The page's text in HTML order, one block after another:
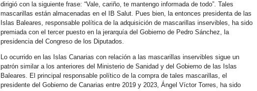
dirigió con la siguiente frase: “Vale, cariño, te mantengo informada de todo”. Tales
mascarillas están almacenadas en el IB Salut. Pues bien, la entonces presidenta de las
Islas Baleares, responsable política de la adquisición de mascarillas inservibles, ha sido
premiada con el tercer puesto en la jerarquía del Gobierno de Pedro Sánchez, la
presidencia del Congreso de los Diputados.
Lo ocurrido en las Islas Canarias con relación a las mascarillas inservibles sigue un
patrón similar a los anteriores del Ministerio de Sanidad y del Gobierno de las Islas
Baleares. El principal responsable político de la compra de tales mascarillas, el
presidente del Gobierno de Canarias entre 2019 y 2023, Ángel Víctor Torres, ha sido